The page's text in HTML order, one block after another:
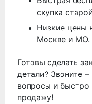
скупка
Низкие цены
Москве и МО.
Готовы сделать
детали? Звоните
вопросы и
продажу!